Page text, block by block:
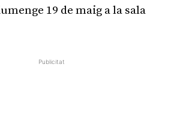
19 de maig a la sala
Publicitat